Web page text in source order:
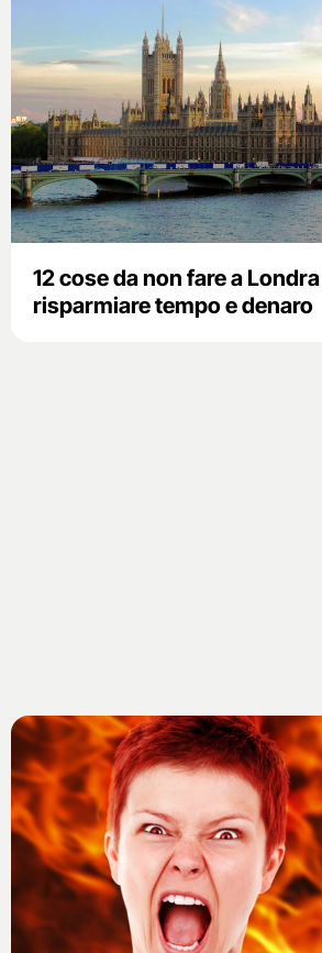
12 cose da non fare a
risparmiare tempo e denaro